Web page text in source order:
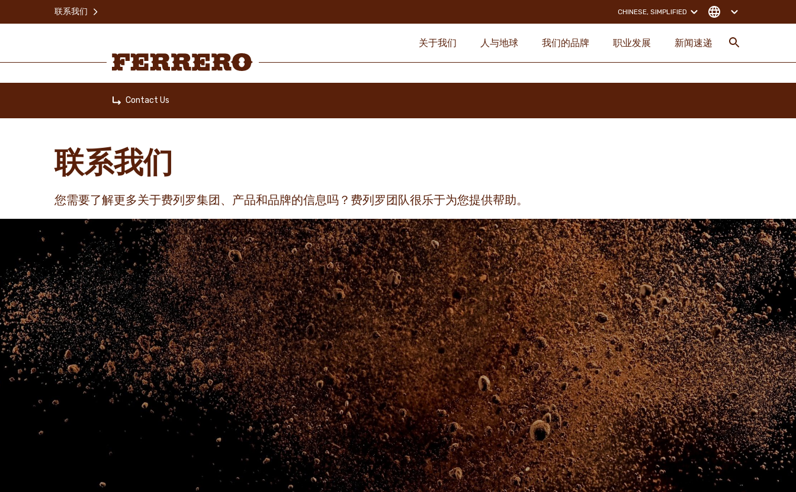
关于我们 人与地球 我们的品牌 职业发展 新闻速递
联系我们 CHINESE, SIMPLIFIED
Contact Us
联系我们
您需要了解更多关于费列罗集团、产品和品牌的信息吗？费列罗团队很乐于为您提供帮助。